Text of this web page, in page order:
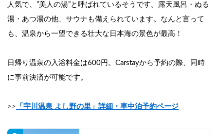
人気で、”美人の湯”と呼ばれているそうです。露天風呂・ぬる
湯・あつ湯の他、サウナも備えられています。なんと言って
も、温泉から一望できる壮大な日本海の景色が最高！
日帰り温泉の入浴料金は600円。Carstayから予約の際、同時
に事前決済が可能です。
>> 「宇川温泉 よし野の里」詳細・車中泊予約ページ